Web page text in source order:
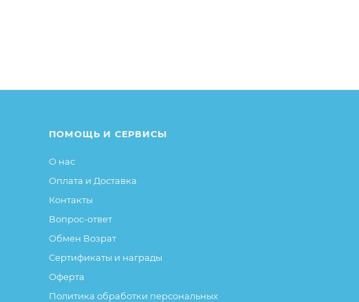
ПОМОЩЬ И СЕРВИСЫ
О нас
Оплата и Доставка
Контакты
Вопрос-ответ
Обмен Возрат
Сертификаты и награды
Оферта
Политика обработки персональных